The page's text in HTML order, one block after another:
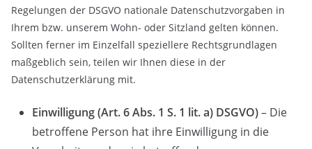
Regelungen der DSGVO nationale Datenschutzvorgaben in
Ihrem bzw. unserem Wohn- oder Sitzland gelten können.
Sollten ferner im Einzelfall speziellere Rechtsgrundlagen
maßgeblich sein, teilen wir Ihnen diese in der
Datenschutzerklärung mit.
Einwilligung (Art. 6 Abs. 1 S. 1 lit. a) DSGVO)– Die
betroffene Person hat ihre Einwilligung in die